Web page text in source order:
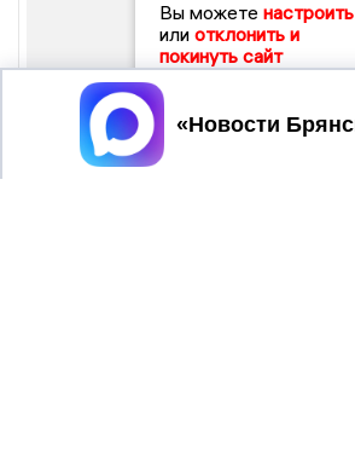
Вы можете настроить
или отклонить и
покинуть сайт
Принять